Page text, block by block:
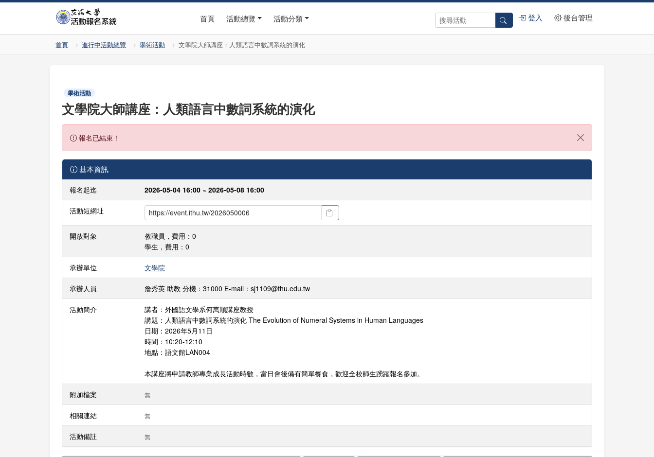
首頁 活動總覽 活動分類 登入 後台管理
首頁 進行中活動總覽 學術活動 文學院大師講座：人類語言中數詞系統的演化
學術活動
文學院大師講座：人類語言中數詞系統的演化
報名已結束！
基本資訊
報名起迄 2026-05-04 16:00 ~ 2026-05-08 16:00
活動短網址
開放對象
教職員，費用：0
學生，費用：0
承辦單位 文學院
承辦人員 詹秀英 助教 分機：31000 E-mail：sj1109@thu.edu.tw
活動簡介
講者：外國語文學系何萬順講座教授
講題：人類語言中數詞系統的演化 The Evolution of Numeral Systems in Human Languages
日期：2026年5月11日
時間：10:20-12:10
地點：語文館LAN004
本講座將申請教師專業成長活動時數，當日會後備有簡單餐食，歡迎全校師生踴躍報名參加。
附加檔案 無
相關連結 無
活動備註 無